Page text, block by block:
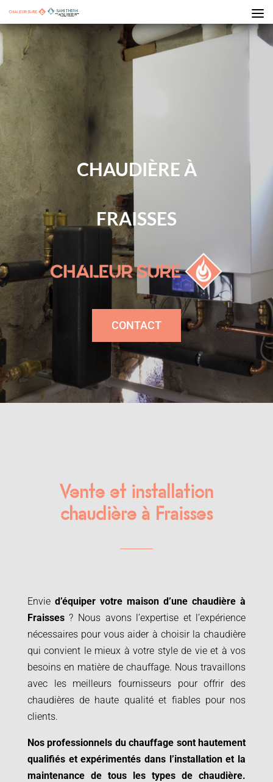
CHAUDIÈRE À
FRAISSES
CONTACT
Vente et installation
chaudière à Fraisses
Envie d’équiper votre maison d’une chaudière à
Fraisses? Nous avons l’expertise et l’expérience
nécessaires pour vous aider à choisir la chaudière
qui convient le mieux à votre style de vie et à vos
besoins en matière de chauffage. Nous travaillons
avec les meilleurs fournisseurs pour offrir des
chaudières de haute qualité et fiables pour nos
clients.
Nos professionnels du chauffage sont hautement
qualifiés et expérimentés dans l’installation et la
maintenance de tous les types de chaudière.